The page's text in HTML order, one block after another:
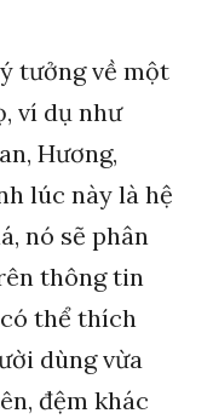
tưởng về một
ví dụ như
Hương,
lúc này là hệ
nó sẽ phân
thông tin
thể thích
dùng vừa
đệm khác